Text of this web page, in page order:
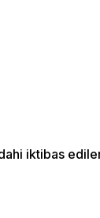
iktibas